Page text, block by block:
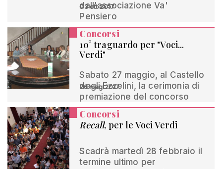
dall'associazione Va'
Pensiero
03 ott 2017
Concorsi
10° traguardo per "Voci...
Verdi"
Sabato 27 maggio, al Castello
degli Ezzelini, la cerimonia di
premiazione del concorso
26 mag 2017
Concorsi
Recall, per le Voci Verdi
Scadrà martedì 28 febbraio il
termine ultimo per